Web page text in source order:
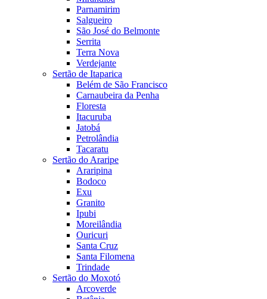
Parnamirim
Salgueiro
São José do Belmonte
Serrita
Terra Nova
Verdejante
Sertão de Itaparica
Belém de São Francisco
Carnaubeira da Penha
Floresta
Itacuruba
Jatobá
Petrolândia
Tacaratu
Sertão do Araripe
Araripina
Bodoco
Exu
Granito
Ipubi
Moreilândia
Ouricuri
Santa Cruz
Santa Filomena
Trindade
Sertão do Moxotó
Arcoverde